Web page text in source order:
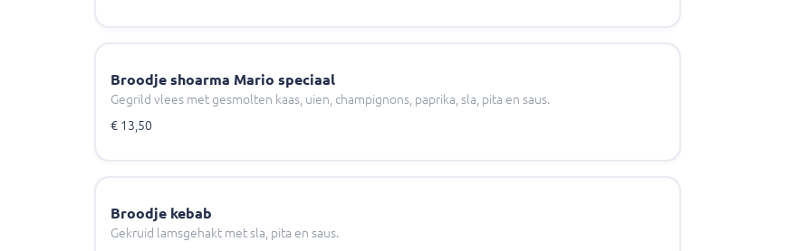
Broodje shoarma Mario speciaal
Gegrild vlees met gesmolten kaas, uien, champignons, paprika, sla, pita en saus.
€ 13,50
Broodje kebab
Gekruid lamsgehakt met sla, pita en saus.